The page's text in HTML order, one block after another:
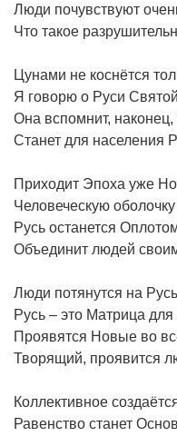
Люди почувствуют
Что такое
Цунами не коснётся
Я говорю о Руси
Она вспомнит,
Станет для населения
Приходит Эпоха уже
Человеческую
Русь останется
Объединит людей
Люди потянутся на
Русь – это Матрица
Проявятся Новые во
Творящий, проявится
Коллективное
Равенство станет